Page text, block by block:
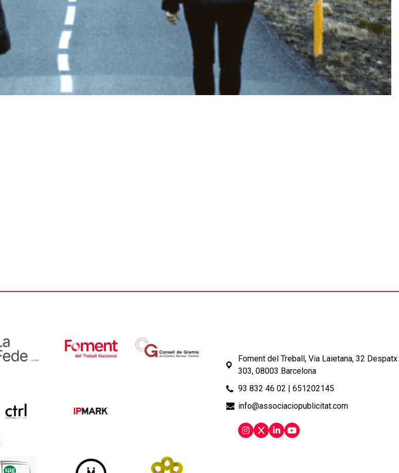
Foment del Treball, Via Laietana, 32 Despatx
303, 08003 Barcelona
93 832 46 02 | 651202145
info@associaciopublicitat.com